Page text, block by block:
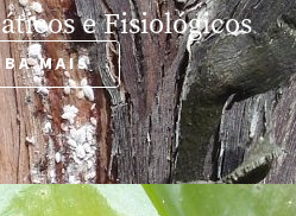
e Fisiológicos
MAIS